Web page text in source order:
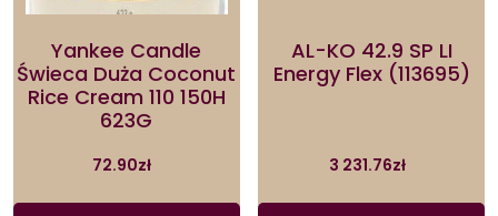
Yankee Candle
Świeca Duża Coconut
Rice Cream 110 150H
623G
72.90zł
AL-KO 42.9 SP LI
Energy Flex (113695)
3 231.76zł